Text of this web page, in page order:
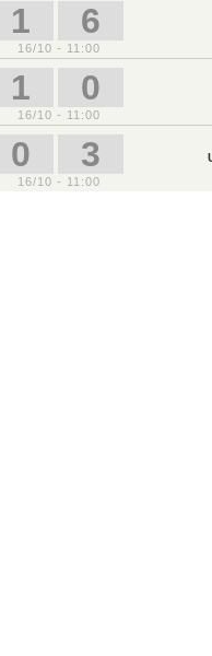
1 6
16/10 - 11:00
1 0
16/10 - 11:00
0 3
16/10 - 11:00